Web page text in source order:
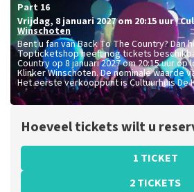
Part 16
vrijdag, 8 januari 2027 om 20:15 uur|
Winschoten
Bent u fan van Back To The Country? Dan
Topticketshop heeft nog tickets
Country op 8 januari 2027 om 20:15 uur op
Klinker Winschoten. De nominale waarde
Het eerste verkooppunt is Cultuurhuis De
Hoeveel tickets wilt u
1 TICKET
2 TICKETS